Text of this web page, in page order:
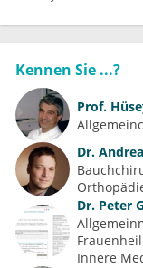
Kennen Sie ...?
Prof.
Dr.
Dr. Peter
Innere